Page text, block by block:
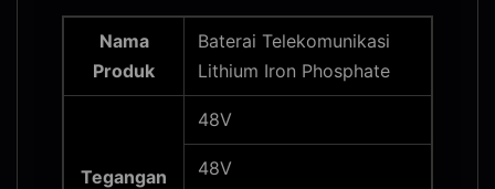
Nama
Produk
Baterai Telekomunikasi
Lithium Iron Phosphate
Tegangan
48V
48V